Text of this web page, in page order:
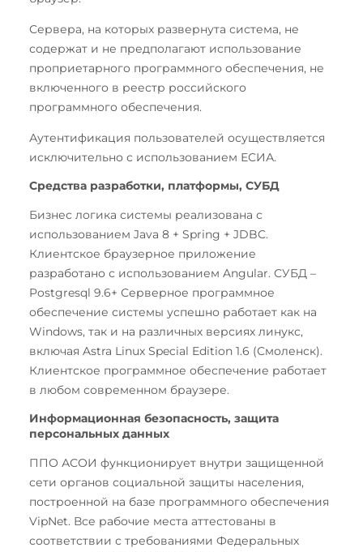
Сервера, на которых развернута система, не
содержат и не предполагают использование
проприетарного программного обеспечения, не
включенного в реестр российского
программного обеспечения.
Аутентификация пользователей осуществляется
исключительно с использованием ЕСИА.
Средства разработки, платформы, СУБД
Бизнес логика системы реализована с
использованием Java 8 + Spring + JDBC.
Клиентское браузерное приложение
разработано с использованием Angular. СУБД –
Postgresql 9.6+ Серверное программное
обеспечение системы успешно работает как на
Windows, так и на различных версиях линукс,
включая Astra Linux Special Edition 1.6 (Смоленск).
Клиентское программное обеспечение работает
в любом современном браузере.
Информационная безопасность, защита
персональных данных
ППО АСОИ функционирует внутри защищенной
сети органов социальной защиты населения,
построенной на базе программного обеспечения
VipNet. Все рабочие места аттестованы в
соответствии с требованиями Федеральных